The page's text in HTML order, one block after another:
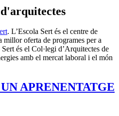
. L’Escola Sert és el centre de
millor oferta de programes per a
és el Col·legi d’Arquitectes de
amb el mercat laboral i el món
APRENENTATGE